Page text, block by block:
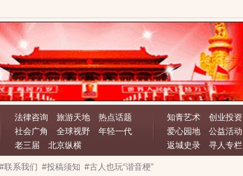
法律咨询 旅游天地
热点话题
社会广角
全球视野
年轻一代
老三届
北京纵横
知青艺术 创业投资
爱心园地
公益活动
返城史录
寻人专栏
#联系我们 #投稿须知 #古人也玩“谐音梗”